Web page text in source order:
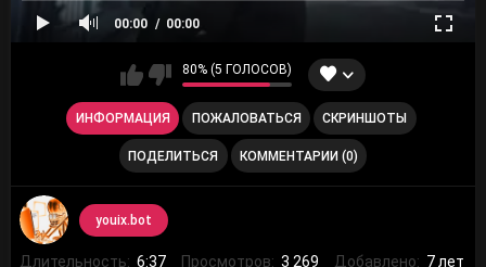
00:00 00:00
80% (5 ГОЛОСОВ)
ИНФОРМАЦИЯ ПОЖАЛОВАТЬСЯ СКРИНШОТЫ
ПОДЕЛИТЬСЯ КОММЕНТАРИИ (0)
youix.bot
Длительность: 6:37 Просмотров: 3 269 Добавлено: 7 лет